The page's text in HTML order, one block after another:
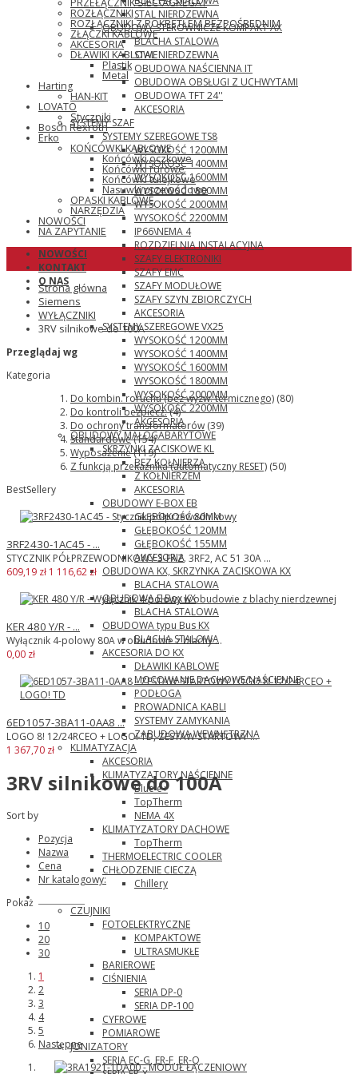
STAL NIERDZEWNA
OBUDOWY STEROWNICZE KOMPAKT AX
BLACHA STALOWA
STAL NIERDZEWNA
OBUDOWA NAŚCIENNA IT
OBUDOWA OBSŁUGI Z UCHWYTAMI
OBUDOWA TFT 24''
AKCESORIA
SYSTEMY SZAF
SYSTEMY SZEREGOWE TS8
WYSOKOŚĆ 1200MM
WYSOKOŚĆ 1400MM
WYSOKOŚĆ 1600MM
WYSOKOŚĆ 1800MM
WYSOKOŚĆ 2000MM
WYSOKOŚĆ 2200MM
IP66\NEMA 4
ROZDZIELNIA INSTALACYJNA
SZAFY ELEKTRONIKI
SZAFY EMC
SZAFY MODUŁOWE
SZAFY SZYN ZBIORCZYCH
AKCESORIA
SYSTEMY SZEREGOWE VX25
WYSOKOŚĆ 1200MM
WYSOKOŚĆ 1400MM
WYSOKOŚĆ 1600MM
WYSOKOŚĆ 1800MM
WYSOKOŚĆ 2000MM
WYSOKOŚĆ 2200MM
AKCESORIA
OBUDOWY MAŁOGABARYTOWE
SKRZYNKI ZACISKOWE KL
BEZ KOŁNIERZA
Z KOŁNIERZEM
AKCESORIA
OBUDOWY E-BOX EB
GŁĘBOKOŚĆ 80MM
GŁĘBOKOŚĆ 120MM
GŁĘBOKOŚĆ 155MM
AKCESORIA
OBUDOWA KX, SKRZYNKA ZACISKOWA KX
BLACHA STALOWA
OBUDOWA E-Box KX
BLACHA STALOWA
OBUDOWA typu Bus KX
BLACHA STALOWA
AKCESORIA DO KX
DŁAWIKI KABLOWE
MOCOWANIE DACHOWE/NAŚCIENNE
PODŁOGA
PROWADNICA KABLI
SYSTEMY ZAMYKANIA
ZABUDOWA WEWNĘTRZNA
KLIMATYZACJA
AKCESORIA
KLIMATYZATORY NAŚCIENNE
Blue e+
TopTherm
NEMA 4X
KLIMATYZATORY DACHOWE
TopTherm
THERMOELECTRIC COOLER
CHŁODZENIE CIECZĄ
Chillery
CZUJNIKI
FOTOELEKTRYCZNE
KOMPAKTOWE
ULTRASMUKŁE
BARIEROWE
CIŚNIENIA
SERIA DP-0
SERIA DP-100
CYFROWE
POMIAROWE
JONIZATORY
SERIA EC-G, ER-F, ER-Q
PRZEŁĄCZNIK SIEĆ\AGREGAT
ROZŁĄCZNIKI
ROZŁĄCZNIKI Z POKRĘTŁEM BEZPOŚREDNIM
ZŁĄCZKI KABLOWE
AKCESORIA
DŁAWIKI KABLOWE
Plastik
Metal
Harting
HAN-KIT
LOVATO
Styczniki
Bosch Rexroth
Erko
KOŃCÓWKI KABLOWE
Końcówki oczkowe
Końcówki rurowe
Końcówki tulejkowe
Nasuwki przewodowe
OPASKI KABLOWE
NARZĘDZIA
NOWOŚCI
NA ZAPYTANIE
NOWOŚCI
KONTAKT
O NAS
Strona główna
Siemens
WYŁĄCZNIKI
3RV silnikowe do 100A
Przeglądaj wg
Kategoria
Do kombin. roruchu (bez wyzw. termicznego) (80)
Do kontroli bezpiecz.(4)
Do ochrony transformatorów (39)
Standardowe(154)
Wyposażenie(119)
Z funkcją przekaźnika (automatyczny RESET) (50)
BestSellery
3RF2430-1AC45 - ...
STYCZNIK PÓŁPRZEWODNIKOWY 3-FAZ. 3RF2, AC 51 30A ...
609,19 zł 1 116,62 zł
KER 480 Y/R - ...
Wyłącznik 4-polowy 80A w obudowie z blachy ...
0,00 zł
6ED1057-3BA11-0AA8 ...
LOGO 8! 12/24RCEO + LOGO! TD, ZESTAW STARTOWY ...
1 367,70 zł
3RV silnikowe do 100A
Sort by
Pozycja
Nazwa
Cena
Nr katalogowy:
Pokaż
10
20
30
1
2
3
4
5
Następne